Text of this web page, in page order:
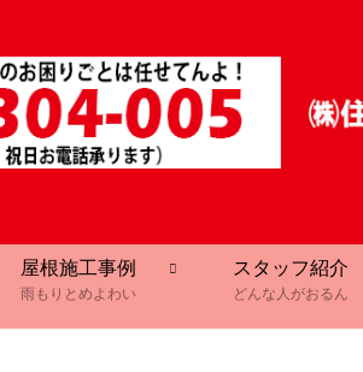
屋根施工事例
雨もりとめよわい
スタッフ紹介
どんな人がおるん